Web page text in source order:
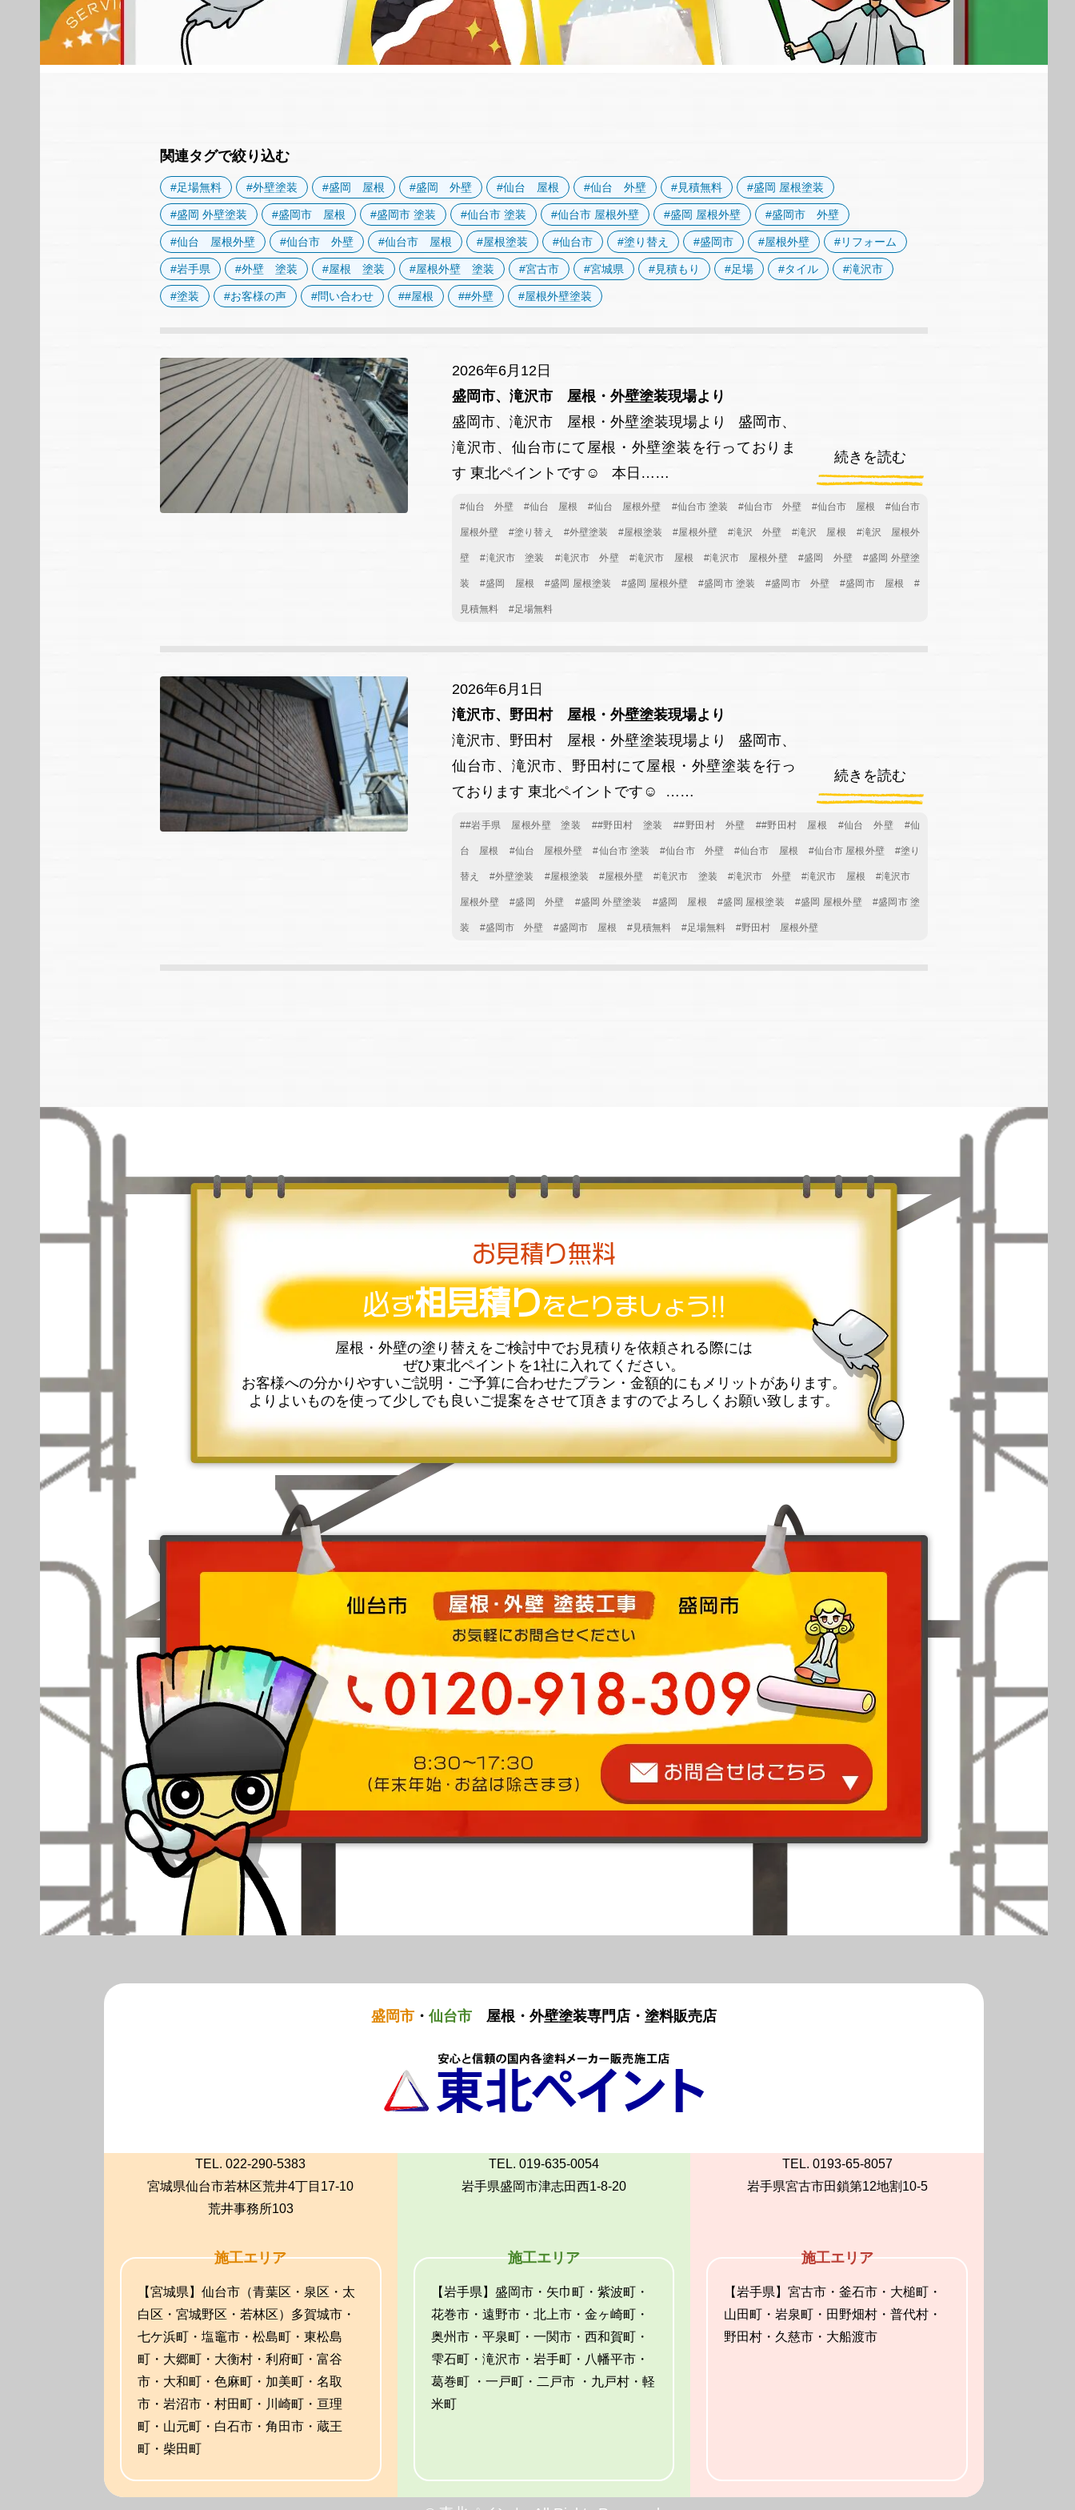
関連タグで絞り込む
#足場無料 #外壁塗装 #盛岡 屋根 #盛岡 外壁 #仙台 屋根 #仙台 外壁 #見積無料 #盛岡 屋根塗装
#盛岡 外壁塗装 #盛岡市 屋根 #盛岡市 塗装 #仙台市 塗装 #仙台市 屋根外壁 #盛岡 屋根外壁 #盛岡市 外壁
#仙台 屋根外壁 #仙台市 外壁 #仙台市 屋根 #屋根塗装 #仙台市 #塗り替え #盛岡市 #屋根外壁 #リフォーム
#岩手県 #外壁 塗装 #屋根 塗装 #屋根外壁 塗装 #宮古市 #宮城県 #見積もり #足場 #タイル #滝沢市
#塗装 #お客様の声 #問い合わせ ##屋根 ##外壁 #屋根外壁塗装
2026年6月12日
盛岡市、滝沢市 屋根・外壁塗装現場より
盛岡市、滝沢市 屋根・外壁塗装現場より 盛岡市、
滝沢市、仙台市にて屋根・外壁塗装を行っておりま
す 東北ペイントです☺ 本日……
続きを読む
#仙台 外壁 #仙台 屋根 #仙台 屋根外壁 #仙台市 塗装 #仙台市 外壁 #仙台市 屋根 #仙台市
屋根外壁 #塗り替え #外壁塗装 #屋根塗装 #屋根外壁 #滝沢 外壁 #滝沢 屋根 #滝沢 屋根外
壁 #滝沢市 塗装 #滝沢市 外壁 #滝沢市 屋根 #滝沢市 屋根外壁 #盛岡 外壁 #盛岡 外壁塗
装 #盛岡 屋根 #盛岡 屋根塗装 #盛岡 屋根外壁 #盛岡市 塗装 #盛岡市 外壁 #盛岡市 屋根 #
見積無料 #足場無料
2026年6月1日
滝沢市、野田村 屋根・外壁塗装現場より
滝沢市、野田村 屋根・外壁塗装現場より 盛岡市、
仙台市、滝沢市、野田村にて屋根・外壁塗装を行っ
ております 東北ペイントです☺ ……
続きを読む
##岩手県 屋根外壁 塗装 ##野田村 塗装 ##野田村 外壁 ##野田村 屋根 #仙台 外壁 #仙
台 屋根 #仙台 屋根外壁 #仙台市 塗装 #仙台市 外壁 #仙台市 屋根 #仙台市 屋根外壁 #塗り
替え #外壁塗装 #屋根塗装 #屋根外壁 #滝沢市 塗装 #滝沢市 外壁 #滝沢市 屋根 #滝沢市
屋根外壁 #盛岡 外壁 #盛岡 外壁塗装 #盛岡 屋根 #盛岡 屋根塗装 #盛岡 屋根外壁 #盛岡市 塗
装 #盛岡市 外壁 #盛岡市 屋根 #見積無料 #足場無料 #野田村 屋根外壁
お見積り無料
必ず相見積りをとりましょう!!
屋根・外壁の塗り替えをご検討中でお見積りを依頼される際には
ぜひ東北ペイントを1社に入れてください。
お客様への分かりやすいご説明・ご予算に合わせたプラン・金額的にもメリットがあります。
よりよいものを使って少しでも良いご提案をさせて頂きますのでよろしくお願い致します。
盛岡市 ・ 仙台市 屋根・外壁塗装専門店・塗料販売店
TEL. 022-290-5383
宮城県仙台市若林区荒井4丁目17-10
荒井事務所103
施工エリア
【宮城県】仙台市（青葉区・泉区・太
白区・宮城野区・若林区）多賀城市・
七ケ浜町・塩竈市・松島町・東松島
町・大郷町・大衡村・利府町・富谷
市・大和町・色麻町・加美町・名取
市・岩沼市・村田町・川崎町・亘理
町・山元町・白石市・角田市・蔵王
町・柴田町
TEL. 019-635-0054
岩手県盛岡市津志田西1-8-20
施工エリア
【岩手県】盛岡市・矢巾町・紫波町・
花巻市・遠野市・北上市・金ヶ崎町・
奥州市・平泉町・一関市・西和賀町・
雫石町・滝沢市・岩手町・八幡平市・
葛巻町 ・一戸町・二戸市 ・九戸村・軽
米町
TEL. 0193-65-8057
岩手県宮古市田鎖第12地割10-5
施工エリア
【岩手県】宮古市・釜石市・大槌町・
山田町・岩泉町・田野畑村・普代村・
野田村・久慈市・大船渡市